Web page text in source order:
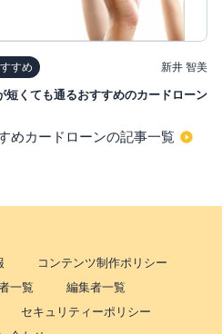
すめ 新井 智美
短くても通るおすすめのカードローン
めカードローンの記事一覧
コンテンツ制作ポリシー
一覧
編集者一覧
セキュリティーポリシー